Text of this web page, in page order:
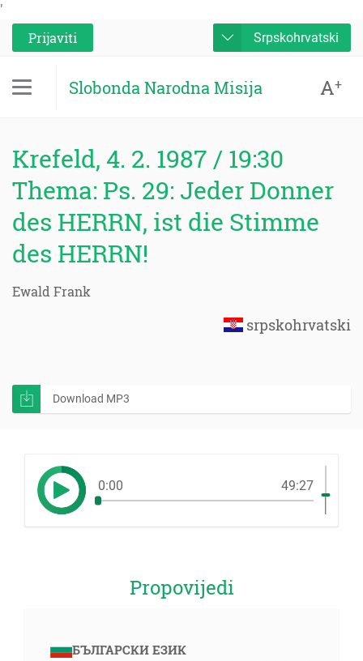
'
Prijaviti
Srpskohrvatski
Slobonda Narodna Misija A+
Krefeld, 4. 2. 1987 / 19:30
Thema: Ps. 29: Jeder Donner
des HERRN, ist die Stimme
des HERRN!
Ewald Frank
srpskohrvatski
Download MP3
0:00 49:27
Propovijedi
БЪЛГАРСКИ ЕЗИК